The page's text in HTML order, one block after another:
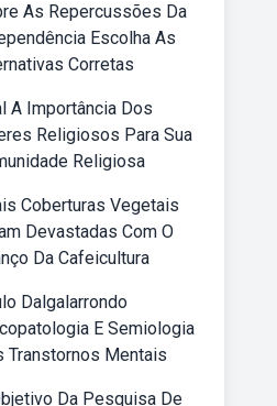
As Repercussões Da
Escolha As
Corretas
A Importância Dos
Religiosos Para Sua
Religiosa
Coberturas Vegetais
Devastadas Com O
Da Cafeicultura
Dalgalarrondo
E Semiologia
Transtornos Mentais
Da Pesquisa De